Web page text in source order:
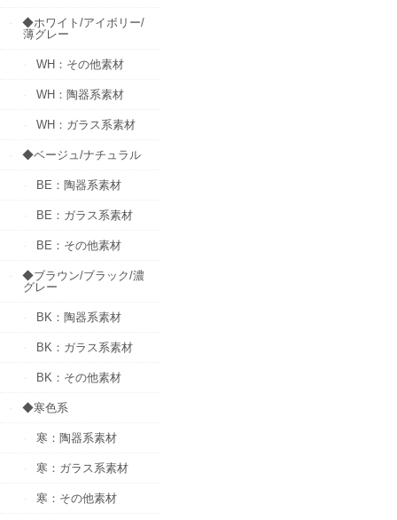
◆ホワイト/アイボリー/
薄グレー
WH：その他素材
WH：陶器系素材
WH：ガラス系素材
◆ベージュ/ナチュラル
BE：陶器系素材
BE：ガラス系素材
BE：その他素材
◆ブラウン/ブラック/濃
グレー
BK：陶器系素材
BK：ガラス系素材
BK：その他素材
◆寒色系
寒：陶器系素材
寒：ガラス系素材
寒：その他素材